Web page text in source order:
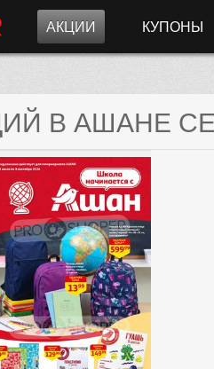
АКЦИИ КУПОНЫ
В АШАНЕ